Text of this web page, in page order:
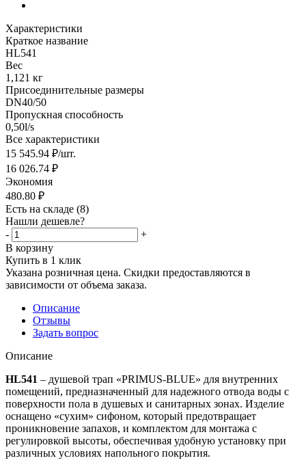
Характеристики
Краткое название
HL541
Вес
1,121 кг
Присоединительные размеры
DN40/50
Пропускная способность
0,50l/s
Все характеристики
15 545.94 ₽/шт.
16 026.74 ₽
Экономия
480.80 ₽
Есть на складе (8)
Нашли дешевле?
-
+
В корзину
Купить в 1 клик
Указана розничная цена. Скидки предоставляются в
зависимости от объема заказа.
Описание
Отзывы
Задать вопрос
Описание
HL541 – душевой трап «PRIMUS-BLUE» для внутренних
помещений, предназначенный для надежного отвода воды с
поверхности пола в душевых и санитарных зонах. Изделие
оснащено «сухим» сифоном, который предотвращает
проникновение запахов, и комплектом для монтажа с
регулировкой высоты, обеспечивая удобную установку при
различных условиях напольного покрытия.